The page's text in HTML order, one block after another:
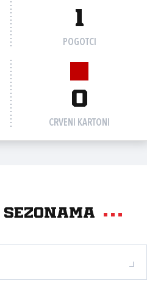
1
POGOTCI
0
CRVENI KARTONI